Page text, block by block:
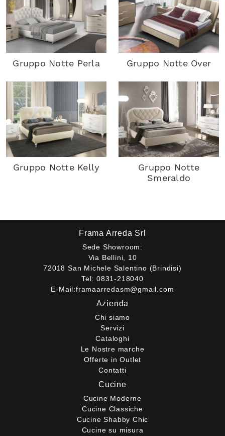
Gruppo Notte Perla Gruppo Notte Over
Gruppo Notte Kelly
Gruppo Notte
Smeraldo
Frama Arreda Srl
Sede Showroom:
Via Bellini, 10
72018 San Michele Salentino (Brindisi)
Tel: 0831-218040
E-Mail:framaarredasm@gmail.com
Azienda
Chi siamo
Servizi
Cataloghi
Le Nostre marche
Offerte in Outlet
Contatti
Cucine
Cucine Moderne
Cucine Classiche
Cucine Shabby Chic
Cucine su misura